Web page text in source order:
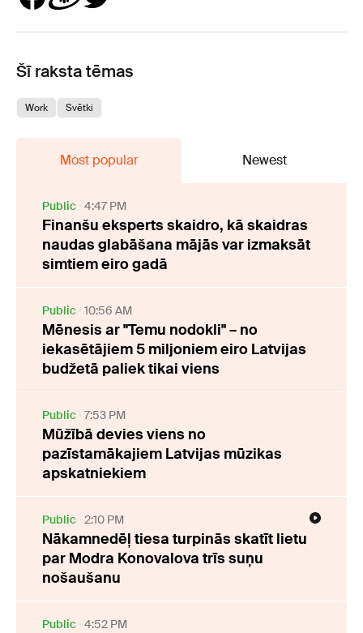
Šī raksta tēmas
Work Svētki
Most popular Newest
Public 4:47 PM
Finanšu eksperts skaidro, kā skaidras
naudas glabāšana mājās var izmaksāt
simtiem eiro gadā
Public 10:56 AM
Mēnesis ar "Temu nodokli" – no
iekasētājiem 5 miljoniem eiro Latvijas
budžetā paliek tikai viens
Public 7:53 PM
Mūžībā devies viens no
pazīstamākajiem Latvijas mūzikas
apskatniekiem
Public 2:10 PM
Nākamnedēļ tiesa turpinās skatīt lietu
par Modra Konovalova trīs suņu
nošaušanu
Public 4:52 PM